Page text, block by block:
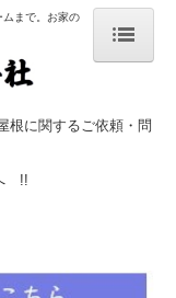
ムまで。お家の
に関するご依頼・問
!!